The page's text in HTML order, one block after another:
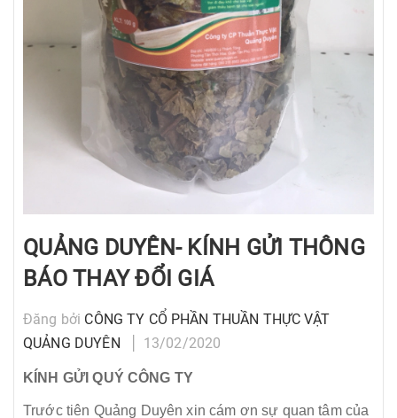
QUẢNG DUYÊN- KÍNH GỬI THÔNG
BÁO THAY ĐỔI GIÁ
Đăng bởi CÔNG TY CỔ PHẦN THUẦN THỰC VẬT
QUẢNG DUYÊN
13/02/2020
KÍNH GỬI QUÝ CÔNG TY
Trước tiên Quảng Duyên xin cám ơn sự quan tâm của